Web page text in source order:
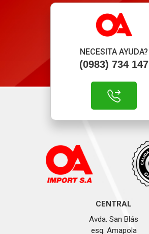
NECESITA AYUDA?
(0983) 734 147
CENTRAL
Avda. San Blás
esq. Amapola